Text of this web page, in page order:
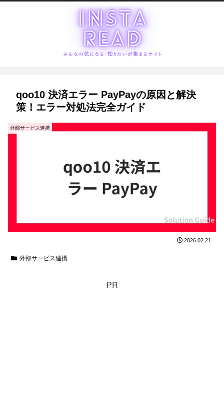
qoo10 決済エラー PayPayの原因と解決
策！エラー対処法完全ガイド
外部サービス連携
2026.02.21
外部サービス連携
PR